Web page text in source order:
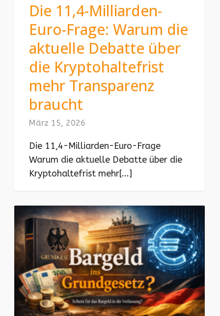
Die 11,4-Milliarden-
Euro-Frage: Warum die
aktuelle Debatte über
die Kryptohaltefrist
mehr Transparenz
braucht
März 15, 2026
Die 11,4-Milliarden-Euro-Frage
Warum die aktuelle Debatte über die
Kryptohaltefrist mehr[...]